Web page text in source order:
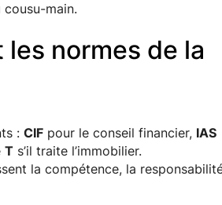
main.
normes de la
: CIFpour le conseil financier, IAS
Ts’il traite l’immobilier.
la compétence, la